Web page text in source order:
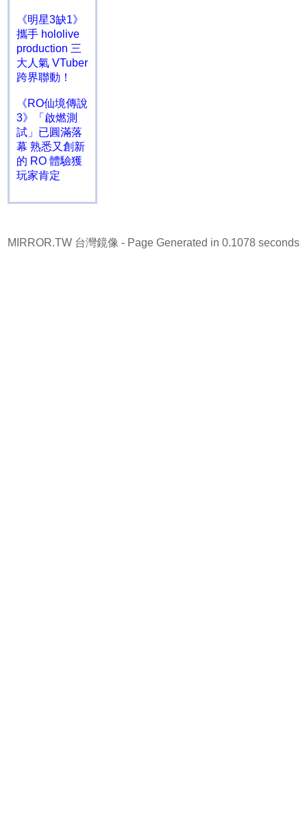
《明星3缺1》
攜手 hololive
production 三
大人氣 VTuber
跨界聯動！
《RO仙境傳說
3》「啟燃測
試」已圓滿落
幕 熟悉又創新
的 RO 體驗獲
玩家肯定
MIRROR.TW 台灣鏡像 - Page Generated in 0.1078 seconds